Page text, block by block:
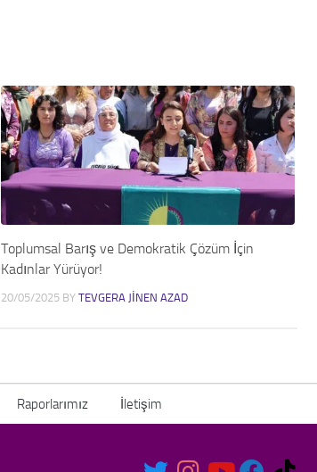
Toplumsal Barış ve Demokratik Çözüm İçin
Kadınlar Yürüyor!
20/05/2025 BYTEVGERA JINEN AZAD
Raporlarımız İletişim